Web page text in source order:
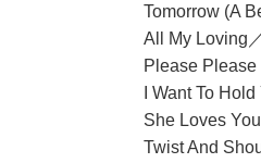
Tomorrow (A
All My Loving
Please
I Want To
She Loves
Twist And